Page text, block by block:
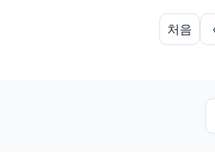
처음